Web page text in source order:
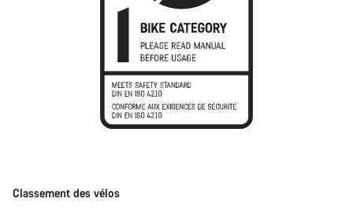
Classement des vélos